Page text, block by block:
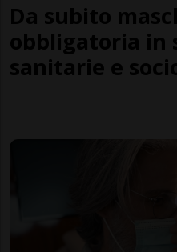
Da subito
obbligatoria
sanitarie e